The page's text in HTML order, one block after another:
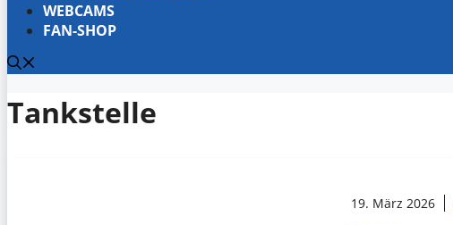
WEBCAMS
FAN-SHOP
Tankstelle
19. März 2026